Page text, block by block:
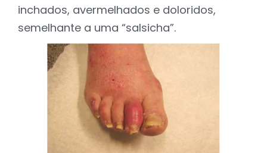
inchados, avermelhados e doloridos,
semelhante a uma “salsicha”.